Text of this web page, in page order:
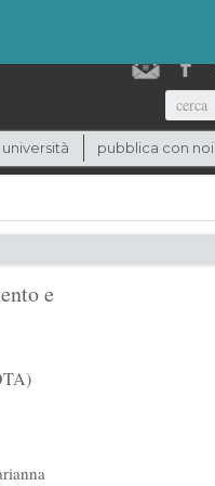
Cerca
università pubblica con noi
e